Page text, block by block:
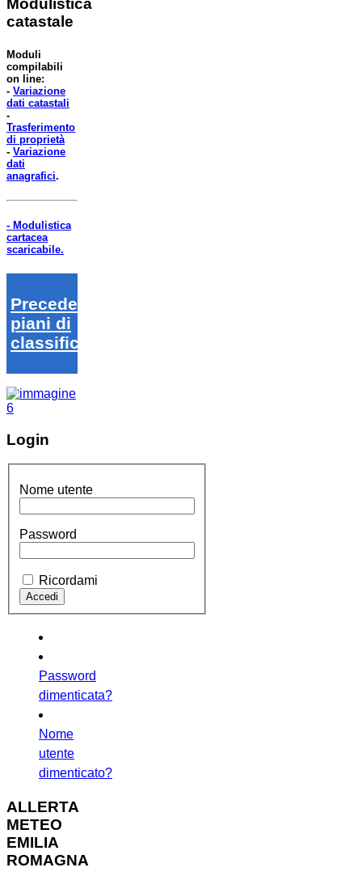
catastale
Moduli
compilabili
on line:
- Variazione
dati catastali
-
Trasferimento
di proprietà
- Variazione
dati
anagrafici.
- Modulistica
cartacea
scaricabile.
Precedenti
piani di
classifica
Login
Nome utente
Password
Ricordami
Password
dimenticata?
Nome
utente
dimenticato?
ALLERTA
METEO
EMILIA
ROMAGNA